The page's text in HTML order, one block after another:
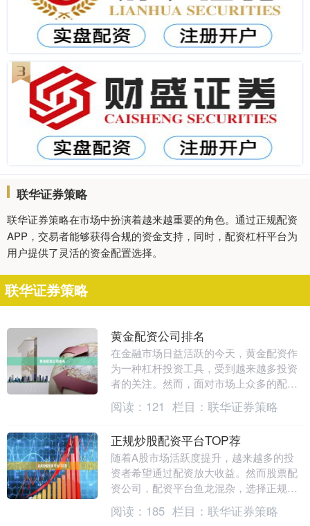
联华证券策略
联华证券策略在市场中扮演着越来越重要的角色。通过正规配资
APP，交易者能够获得合规的资金支持，同时，配资杠杆平台为
用户提供了灵活的资金配置选择。
联华证券策略
黄金配资公司排名
在金融市场日益活跃的今天，黄金配资作
为一种杠杆投资工具，受到越来越多投资
者的关注。然而，面对市场上众多的配资
公司，如何选择一家安全、合规、服务优
质的平台，成为投....
阅读： 121 栏目： 联华证券策略
正规炒股配资平台TOP荐
随着A股市场活跃度提升，越来越多的投
资者希望通过配资放大收益。然而股票配
资公司，配资平台鱼龙混杂，选择正规平
台是保障资金安全的第一步。本文将为您
盘点当前市场上口....
阅读： 185 栏目： 联华证券策略